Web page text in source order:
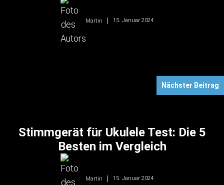
Martin 15. Januar 2024
Nächster Beitrag
Stimmgerät für Ukulele Test: Die 5
Besten im Vergleich
Martin 15. Januar 2024